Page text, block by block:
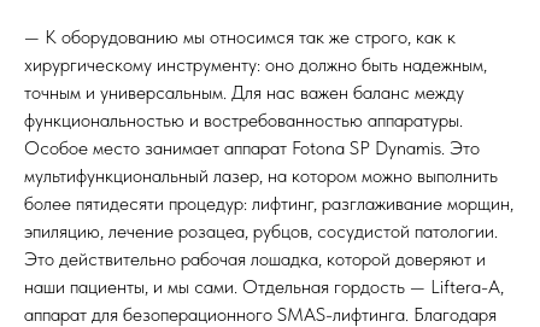
— К оборудованию мы относимся так же строго, как к
хирургическому инструменту: оно должно быть надежным,
точным и универсальным. Для нас важен баланс между
функциональностью и востребованностью аппаратуры.
Особое место занимает аппарат Fotona SP Dynamis. Это
мультифункциональный лазер, на котором можно выполнить
более пятидесяти процедур: лифтинг, разглаживание морщин,
эпиляцию, лечение розацеа, рубцов, сосудистой патологии.
Это действительно рабочая лошадка, которой доверяют и
наши пациенты, и мы сами. Отдельная гордость — Liftera-A,
аппарат для безоперационного SMAS-лифтинга. Благодаря